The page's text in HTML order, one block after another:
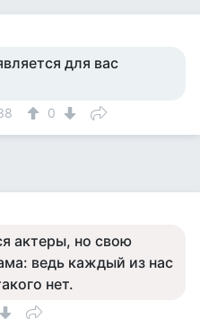
для вас
0
актеры, но свою
ведь каждый из нас
нет.